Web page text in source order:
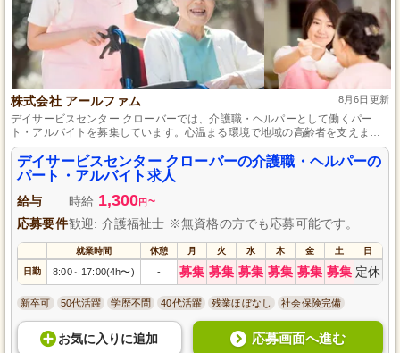
株式会社 アールファム 8月6日更新
デイサービスセンター クローバーでは、介護職・ヘルパーとして働くパー
ト・アルバイトを募集しています。心温まる環境で地域の高齢者を支えませ
んか。資格や経験は不問ですので、未経験の方も安心してご応募いただけま
す。あなたの笑顔とやさしさで、高齢者の生活を明るくしましょう。温かい
コミュニティで共に成長し、助け合う仲間が待っています。皆様のご応募を
心よりお待ちしています。
デイサービスセンター クローバーの介護職・ヘルパーの
パート・アルバイト求人
給与 時給 1,300円 ~
応募要件歓迎: 介護福祉士 ※無資格の方でも応募可能です。
就業時間 休憩 月 火 水 木 金 土 日
日勤 8:00～ 17:00(4h〜) - 募集 募集 募集 募集 募集 募集 定休
新卒可 50代活躍 学歴不問 40代活躍 残業ほぼなし 社会保険完備
お気に入り に追加 応募画面へ進む